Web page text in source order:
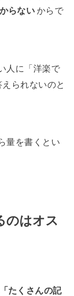
らない からで
人に「洋楽で
られないのと
量を書くとい
のはオス
たくさんの記